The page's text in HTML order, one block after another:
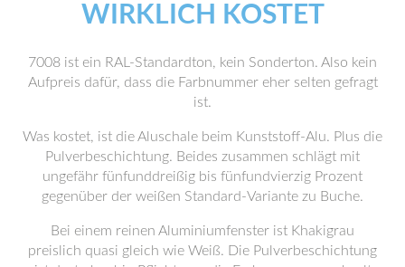
WIRKLICH KOSTET
7008 ist ein RAL-Standardton, kein Sonderton. Also kein
Aufpreis dafür, dass die Farbnummer eher selten gefragt
ist.
Was kostet, ist die Aluschale beim Kunststoff-Alu. Plus die
Pulverbeschichtung. Beides zusammen schlägt mit
ungefähr fünfunddreißig bis fünfundvierzig Prozent
gegenüber der weißen Standard-Variante zu Buche.
Bei einem reinen Aluminiumfenster ist Khakigrau
preislich quasi gleich wie Weiß. Die Pulverbeschichtung